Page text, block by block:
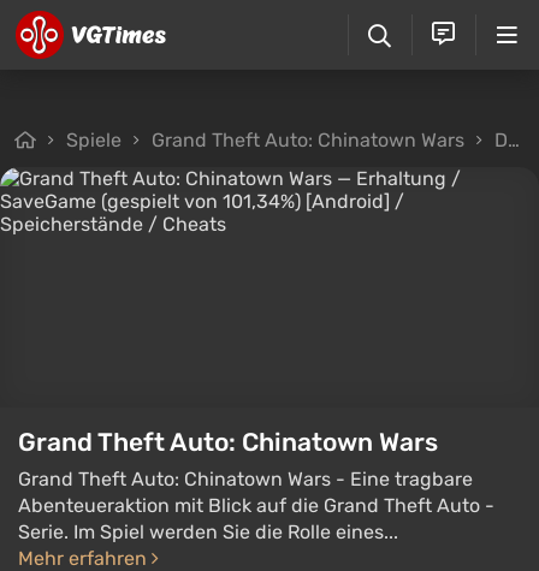
Spiele Grand Theft Auto: Chinatown Wars Dateien
Grand Theft Auto: Chinatown Wars
Grand Theft Auto: Chinatown Wars - Eine tragbare
Abenteueraktion mit Blick auf die Grand Theft Auto -
Serie. Im Spiel werden Sie die Rolle eines...
Mehr erfahren